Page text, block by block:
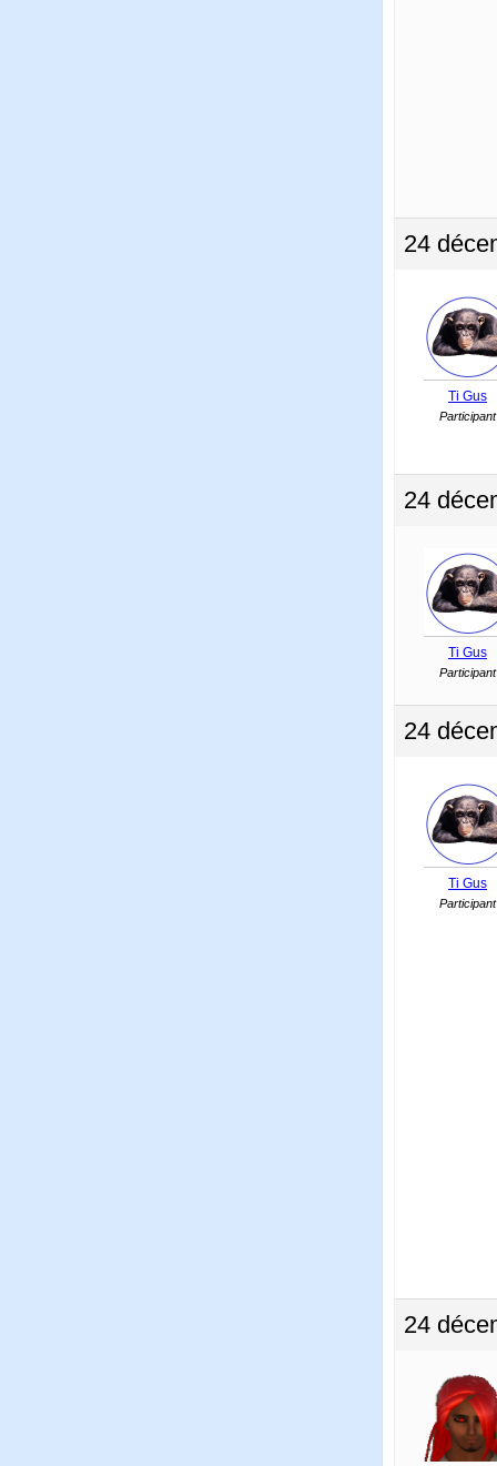
24
Ti Gus
Participant
24
Ti Gus
Participant
24
Ti Gus
Participant
24